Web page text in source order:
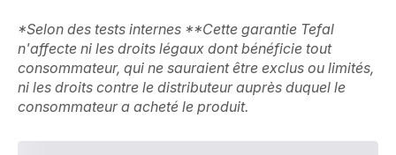
*Selon des tests internes **Cette garantie Tefal
n'affecte ni les droits légaux dont bénéficie tout
consommateur, qui ne sauraient être exclus ou limités,
ni les droits contre le distributeur auprès duquel le
consommateur a acheté le produit.